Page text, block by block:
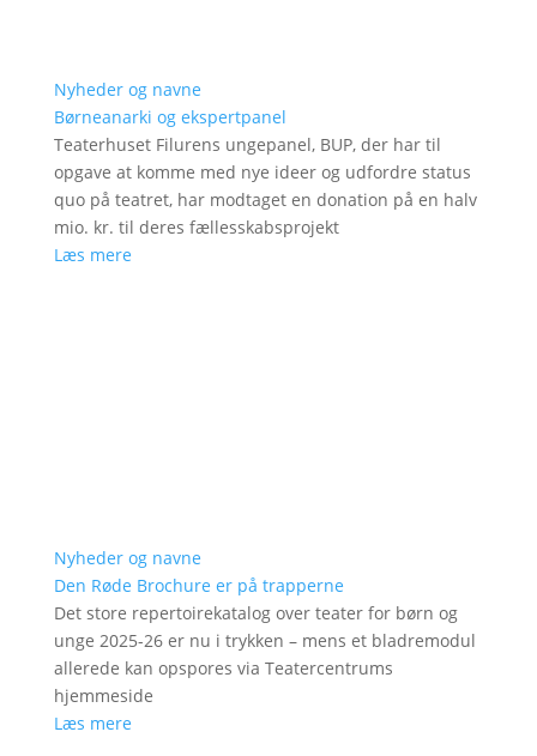
Nyheder og navne
Børneanarki og ekspertpanel
Teaterhuset Filurens ungepanel, BUP, der har til
opgave at komme med nye ideer og udfordre status
quo på teatret, har modtaget en donation på en halv
mio. kr. til deres fællesskabsprojekt
Læs mere
Nyheder og navne
Den Røde Brochure er på trapperne
Det store repertoirekatalog over teater for børn og
unge 2025-26 er nu i trykken – mens et bladremodul
allerede kan opspores via Teatercentrums
hjemmeside
Læs mere